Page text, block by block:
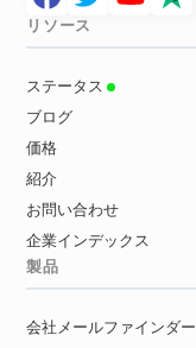
リソース
ステータス
ブログ
価格
紹介
お問い合わせ
企業インデックス
製品
会社メールファインダー